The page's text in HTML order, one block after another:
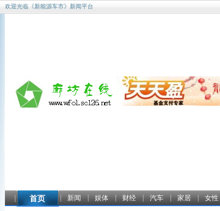
欢迎光临《新能源车市》新闻平台
首页 新闻 娱体 财经 汽车 家居 女性